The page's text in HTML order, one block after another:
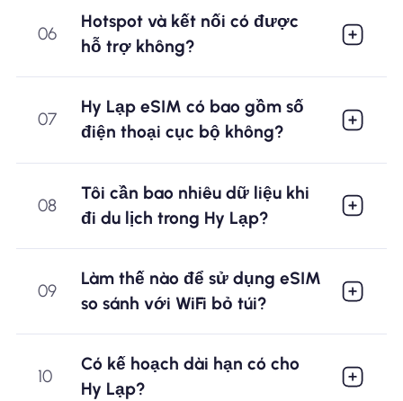
06
Hotspot và kết nối có được
hỗ trợ không?
07
Hy Lạp eSIM có bao gồm số
điện thoại cục bộ không?
08
Tôi cần bao nhiêu dữ liệu khi
đi du lịch trong Hy Lạp?
09
Làm thế nào để sử dụng eSIM
so sánh với WiFi bỏ túi?
10
Có kế hoạch dài hạn có cho
Hy Lạp?